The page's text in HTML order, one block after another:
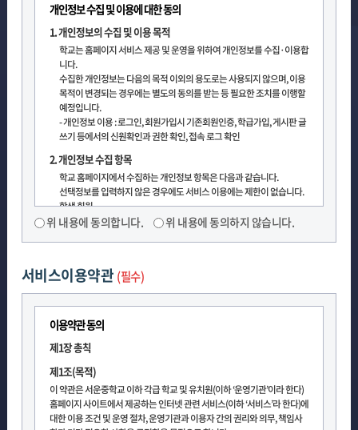
개인정보 수집 및 이용에 대한 동의
1. 개인정보의 수집 및 이용 목적
학교는 홈페이지 서비스 제공 및 운영을 위하여 개인정보를 수집·이용합
니다.
수집한 개인정보는 다음의 목적 이외의 용도로는 사용되지 않으며, 이용
목적이 변경되는 경우에는 별도의 동의를 받는 등 필요한 조치를 이행할
예정입니다.
- 개인정보 이용 : 로그인, 회원가입시 기존회원인증, 학급가입, 게시판 글
쓰기 등에서의 신원확인과 권한 확인, 접속 로그 확인
2. 개인정보 수집 항목
학교 홈페이지에서 수집하는 개인정보 항목은 다음과 같습니다.
선택정보를 입력하지 않은 경우에도 서비스 이용에는 제한이 없습니다.
학생 회원
- 만14세미만
[필수] 아이디, 비밀번호, 이름, 휴대폰번호, 보호자(법정대리
- 만14세이상
[필수] 아이디, 비밀번호, 이름, 휴대폰번호, [선택]학년/반,
[선택]이메일
학부모 회원
[필수] 아이디, 비밀번호, 이름, 휴대폰번호, 자녀이름, 학년,
교직원 회원
[필수] 아이디, 비밀번호, 이름 , EPKI인증 정보, [선택]이메일
※ 서비스 이용 과정에서 방문날짜, 방문시간, IP주소, 쿠키,
접속 기기정보 등의 서비스의 이용 기록이 자동으로 생성되
위
내
에
동
의
합
니
다.
위 내용에 동의합니다.
위
내
동
의
니
다.
위 내용에 동의하지 않습니다.
서비스이용약관 (필수)
이용약관 동의
제1장 총칙
제1조(목적)
이 약관은 서운중학교 이하 각급 학교 및 유치원(이하 ‘운영기관’이라 한다)
홈페이지 사이트에서 제공하는 인터넷 관련 서비스(이하 ‘서비스’라 한다)에
대한 이용 조건 및 운영 절차, 운영기관과 이용자 간의 권리와 의무, 책임사